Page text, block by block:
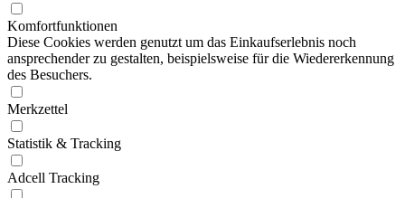
Komfortfunktionen
Diese Cookies werden genutzt um das Einkaufserlebnis noch
ansprechender zu gestalten, beispielsweise für die Wiedererkennung
des Besuchers.
Merkzettel
Statistik & Tracking
Adcell Tracking